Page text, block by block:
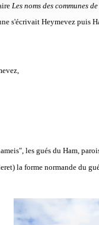
Les noms des communes
s'écrivait Heymevez puis
les gués du Ham,
la forme normande du